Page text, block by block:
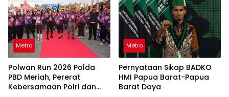
Metro
Polwan Run 2026 Polda
PBD Meriah, Pererat
Kebersamaan Polri dan
Metro
Pernyataan Sikap BADKO
HMI Papua Barat-Papua
Barat Daya